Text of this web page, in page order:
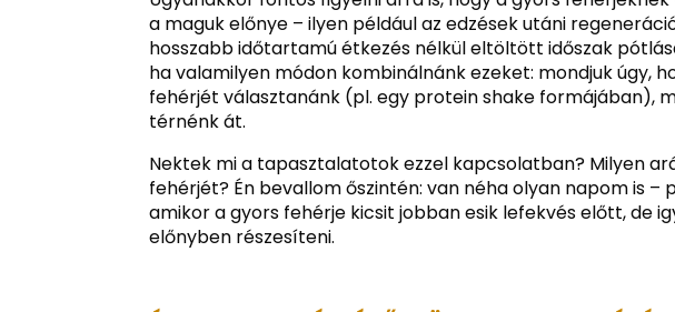
a maguk előnye – ilyen például az edzések utáni
hosszabb időtartamú étkezés nélkül eltöltött időszak
ha valamilyen módon kombinálnánk ezeket: mondjuk úgy,
fehérjét választanánk (pl. egy protein shake formájában),
térnénk át.
Nektek mi a tapasztalatotok ezzel kapcsolatban? Milyen
fehérjét? Én bevallom őszintén: van néha olyan napom is
amikor a gyors fehérje kicsit jobban esik lefekvés előtt, de
előnyben részesíteni.